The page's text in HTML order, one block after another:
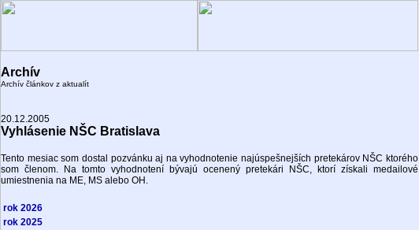
Archív
Archív článkov z aktualít
20.12.2005
Vyhlásenie NŠC Bratislava
Tento mesiac som dostal pozvánku aj na vyhodnotenie najúspešnejších pretekárov NŠC ktorého
som členom. Na tomto vyhodnotení bývajú ocenený pretekári NŠC, ktorí získali medailové
umiestnenia na ME, MS alebo OH.
rok 2026
rok 2025